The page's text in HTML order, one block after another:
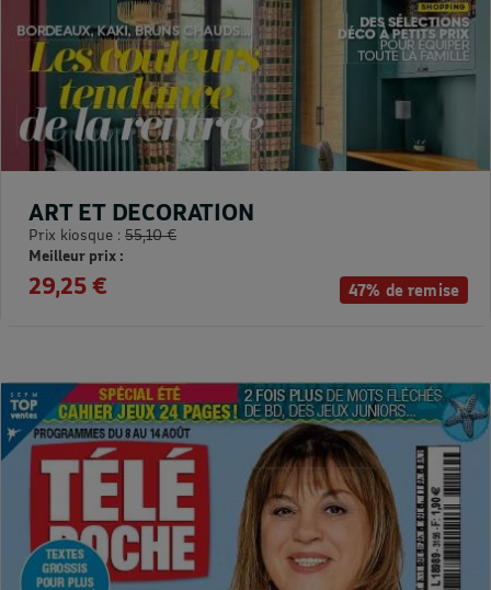
47% de remise
ART ET DECORATION
Prix kiosque : 55,10 €
Meilleur prix :
29,25 €